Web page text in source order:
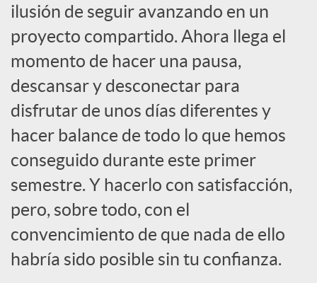
e
s
S
o
c
i
ilusión de seguir avanzando en un
proyecto compartido. Ahora llega el
momento de hacer una pausa,
descansar y desconectar para
disfrutar de unos días diferentes y
hacer balance de todo lo que hemos
conseguido durante este primer
semestre. Y hacerlo con satisfacción,
pero, sobre todo, con el
convencimiento de que nada de ello
habría sido posible sin tu confianza.